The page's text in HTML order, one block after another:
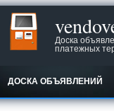
Доска
платежных
ДОСКА ОБЪЯВЛЕНИЙ